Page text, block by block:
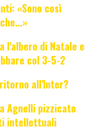
«Sono così
l'albero di Natale e
col 3-5-2
all'Inter?
Agnelli pizzicato
intellettuali